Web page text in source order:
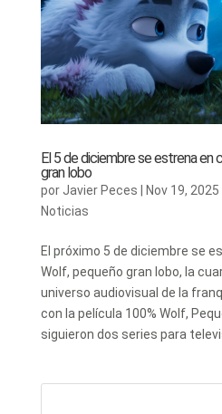
El 5 de diciembre se estrena en
gran lobo
por Javier Peces Nov 19, 2025
Noticias
El próximo 5 de diciembre se
Wolf, pequeño gran lobo, la
universo audiovisual de la
con la película 100% Wolf,
siguieron dos series para